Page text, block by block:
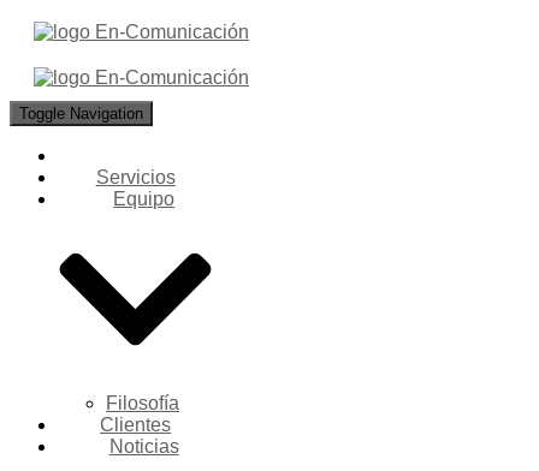
Toggle Navigation
Servicios
Equipo
Filosofía
Clientes
Noticias